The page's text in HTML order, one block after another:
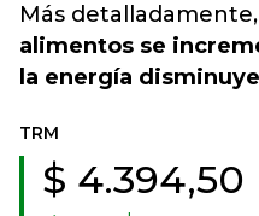
Más detalladamente,
alimentos se
la energía